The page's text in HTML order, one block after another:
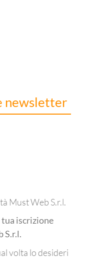
newsletter
Must Web S.r.l.
tua iscrizione
S.r.l.
volta lo desideri